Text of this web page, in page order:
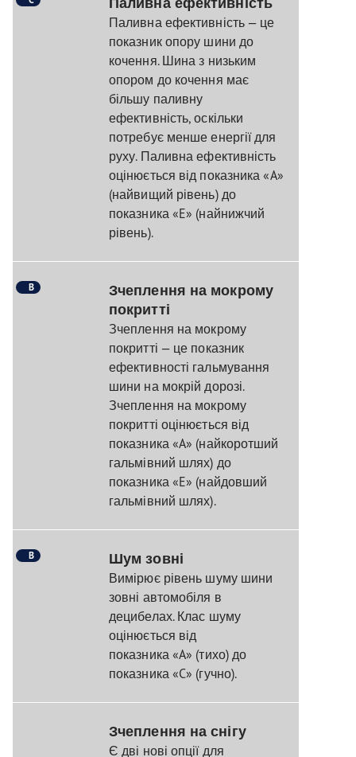
Паливна ефективність — це
показник опору шини до
кочення. Шина з низьким
опором до кочення має
більшу паливну
ефективність, оскільки
потребує менше енергії для
руху. Паливна ефективність
оцінюється від показника «A»
(найвищий рівень) до
показника «E» (найнижчий
рівень).
B
Зчеплення на мокрому
покритті
Зчеплення на мокрому
покритті — це показник
ефективності гальмування
шини на мокрій дорозі.
Зчеплення на мокрому
покритті оцінюється від
показника «A» (найкоротший
гальмівний шлях) до
показника «E» (найдовший
гальмівний шлях).
B Шум зовні
Вимірює рівень шуму шини
зовні автомобіля в
децибелах. Клас шуму
оцінюється від
показника «A» (тихо) до
показника «C» (гучно).
Зчеплення на снігу
Є дві нові опції для